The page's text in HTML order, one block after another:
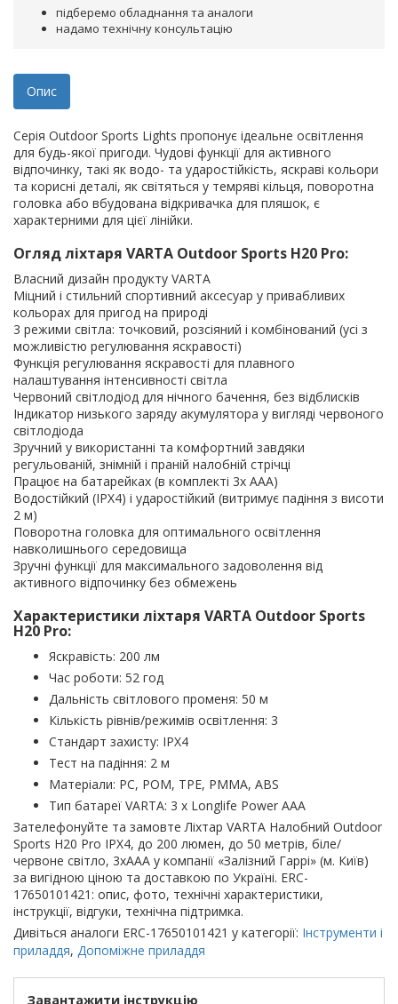
підберемо обладнання та аналоги
надамо технічну консультацію
Опис
Серія Outdoor Sports Lights пропонує ідеальне освітлення
для будь-якої пригоди. Чудові функції для активного
відпочинку, такі як водо- та ударостійкість, яскраві кольори
та корисні деталі, як світяться у темряві кільця, поворотна
головка або вбудована відкривачка для пляшок, є
характерними для цієї лінійки.
Огляд ліхтаря VARTA Outdoor Sports H20 Pro:
Власний дизайн продукту VARTA
Міцний і стильний спортивний аксесуар у привабливих
кольорах для пригод на природі
3 режими світла: точковий, розсіяний і комбінований (усі з
можливістю регулювання яскравості)
Функція регулювання яскравості для плавного
налаштування інтенсивності світла
Червоний світлодіод для нічного бачення, без відблисків
Індикатор низького заряду акумулятора у вигляді червоного
світлодіода
Зручний у використанні та комфортний завдяки
регульованій, знімній і праній налобній стрічці
Працює на батарейках (в комплекті 3x AAA)
Водостійкий (IPX4) і ударостійкий (витримує падіння з висоти
2 м)
Поворотна головка для оптимального освітлення
навколишнього середовища
Зручні функції для максимального задоволення від
активного відпочинку без обмежень
Характеристики ліхтаря VARTA Outdoor Sports
H20 Pro:
Яскравість: 200 лм
Час роботи: 52 год
Дальність світлового променя: 50 м
Кількість рівнів/режимів освітлення: 3
Стандарт захисту: IPX4
Тест на падіння: 2 м
Матеріали: PC, POM, TPE, PMMA, ABS
Тип батареї VARTA: 3 x Longlife Power AAA
Зателефонуйте та замовте Ліхтар VARTA Налобний Outdoor
Sports H20 Pro IPX4, до 200 люмен, до 50 метрів, біле/
червоне світло, 3хААА у компанії «Залізний Гаррі» (м. Київ)
за вигідною ціною та доставкою по Україні. ERC-
17650101421: опис, фото, технічні характеристики,
інструкції, відгуки, технічна підтримка.
Дивіться аналоги ERC-17650101421 у категорії: Інструменти і
приладдя, Допоміжне приладдя
Завантажити інструкцію